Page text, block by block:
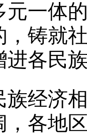
元一体
，铸就
进各民
济相依
，各地